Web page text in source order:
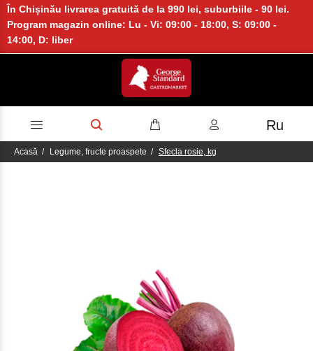
În Chișinău livrarea gratuită de la 990 lei, suburbiile - 90 lei.
Program magazin online: Lu - Vi: 09:00 - 18:00, S: 09:00 -
14:00, D: liber
Ru
Acasă Legume, fructe proaspete Sfecla rosie, kg